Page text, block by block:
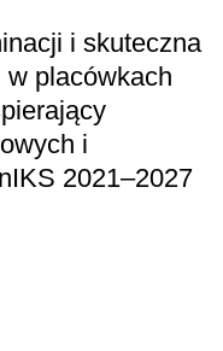
i skuteczna
placówkach
i
2021–2027